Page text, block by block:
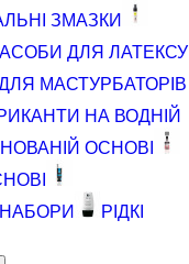
ЗМАЗКИ
ДЛЯ ЛАТЕКСУ
МАСТУРБАТОРІВ
НА ВОДНІЙ
ОСНОВІ
РІДКІ